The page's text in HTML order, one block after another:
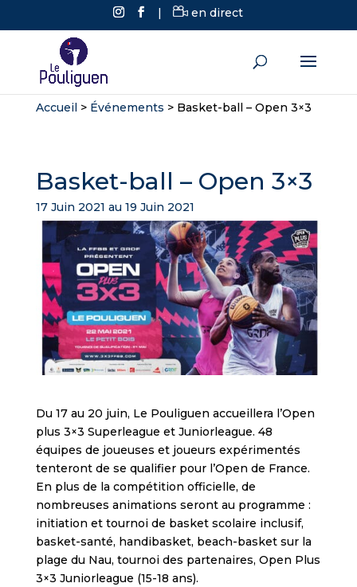
| en direct
Accueil> Événements > Basket-ball – Open 3×3
Basket-ball – Open 3×3
17 Juin 2021 au 19 Juin 2021
Du 17 au 20 juin, Le Pouliguen accueillera l’Open
plus 3×3 Superleague et Juniorleague. 48
équipes de joueuses et joueurs expérimentés
tenteront de se qualifier pour l’Open de France.
En plus de la compétition officielle, de
nombreuses animations seront au programme :
initiation et tournoi de basket scolaire inclusif,
basket-santé, handibasket, beach-basket sur la
plage du Nau, tournoi des partenaires, Open Plus
3×3 Juniorleague (15-18 ans).